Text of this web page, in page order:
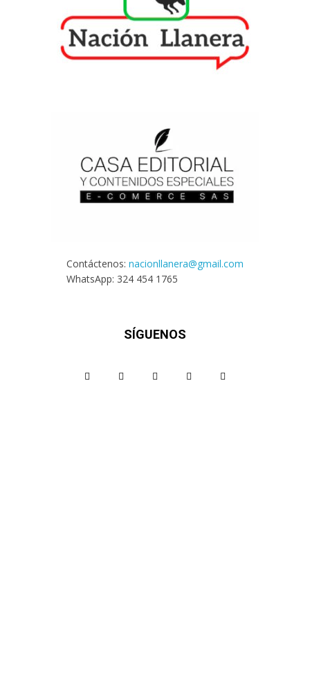
Contáctenos: nacionllanera@gmail.com
WhatsApp: 324 454 1765
SÍGUENOS